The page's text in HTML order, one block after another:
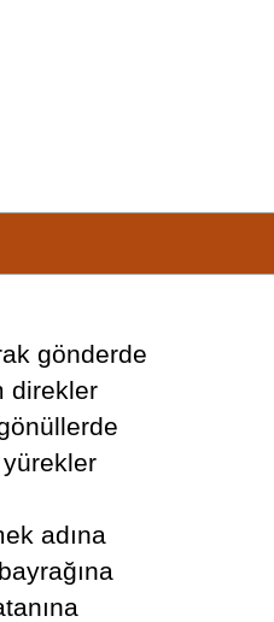
gönderde
direkler
yürekler
adına